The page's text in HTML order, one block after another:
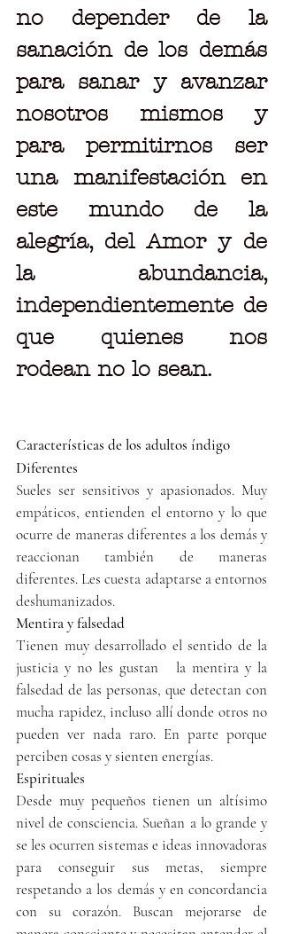
no depender de la
sanación de los demás
para sanar y avanzar
nosotros mismos y
para permitirnos ser
una manifestación en
este mundo de la
alegría, del Amor y de
la abundancia,
independientemente de
que quienes nos
rodean no lo sean.
Características de los adultos índigo
Diferentes
Sueles ser sensitivos y apasionados. Muy
empáticos, entienden el entorno y lo que
ocurre de maneras diferentes a los demás y
reaccionan también de maneras
diferentes. Les cuesta adaptarse a entornos
deshumanizados.
Mentira y falsedad
Tienen muy desarrollado el sentido de la
justicia y no les gustan   la mentira y la
falsedad de las personas, que detectan con
mucha rapidez, incluso allí donde otros no
pueden ver nada raro. En parte porque
perciben cosas y sienten energías.
Espirituales
Desde muy pequeños tienen un altísimo
nivel de consciencia. Sueñan a lo grande y
se les ocurren sistemas e ideas innovadoras
para conseguir sus metas, siempre
respetando a los demás y en concordancia
con su corazón. Buscan mejorarse de